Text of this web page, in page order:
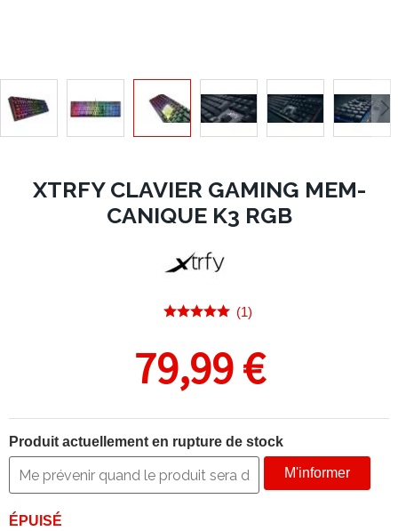
XTRFY CLAVIER GAMING MEM-
CANIQUE K3 RGB
(1)
79,99 €
Produit actuellement en rupture de stock
M'informer
ÉPUISÉ